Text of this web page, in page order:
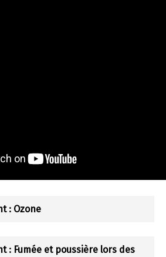
: Ozone
: Fumée et poussière lors des